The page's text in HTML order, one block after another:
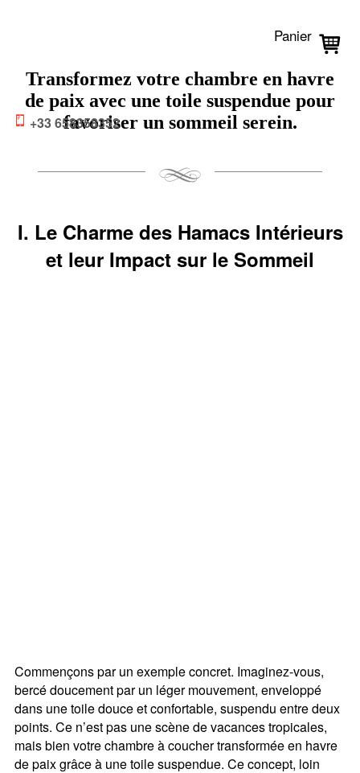
+33 658358352
Panier
Transformez votre chambre en havre
de paix avec une toile suspendue pour
favoriser un sommeil serein.
I. Le Charme des Hamacs Intérieurs
et leur Impact sur le Sommeil
Commençons par un exemple concret. Imaginez-vous,
bercé doucement par un léger mouvement, enveloppé
dans une toile douce et confortable, suspendu entre deux
points. Ce n’est pas une scène de vacances tropicales,
mais bien votre chambre à coucher transformée en havre
de paix grâce à une toile suspendue. Ce concept, loin